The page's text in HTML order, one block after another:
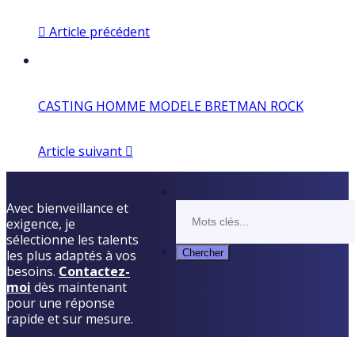
Article précédent
CASTING HOMME MODELE BRETMAN ROCK
Article suivant
Avec bienveillance et
exigence, je
sélectionne les talents
les plus adaptés à vos
besoins. Contactez-
moi dès maintenant
pour une réponse
rapide et sur mesure.